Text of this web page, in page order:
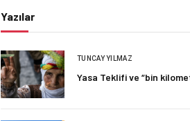
Yazılar
TUNCAY YILMAZ
Yasa Teklifi ve “bin